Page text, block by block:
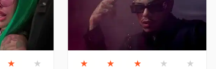
★ ★ ★ ★ ★ ★ ★